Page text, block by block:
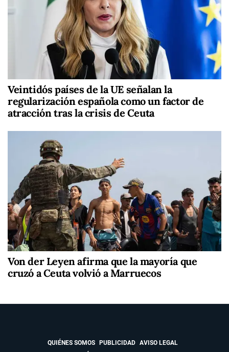
Veintidós países de la UE señalan la
regularización española como un factor de
atracción tras la crisis de Ceuta
Von der Leyen afirma que la mayoría que
cruzó a Ceuta volvió a Marruecos
QUIÉNES SOMOS PUBLICIDAD
AVISO LEGAL